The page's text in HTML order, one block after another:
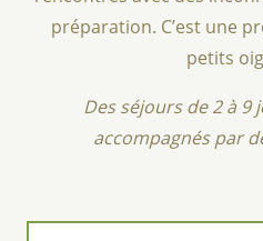
préparation. C’est une
petits
Des séjours de 2 à
accompagnés par